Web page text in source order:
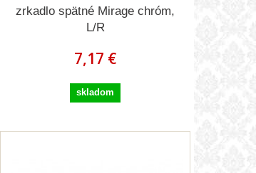
zrkadlo spätné Mirage chróm,
L/R
7,17 €
skladom